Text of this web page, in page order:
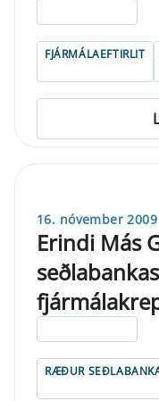
FJÁRMÁLAEFTIRLIT
16. nóvember 2009
Erindi Más
RÆÐUR